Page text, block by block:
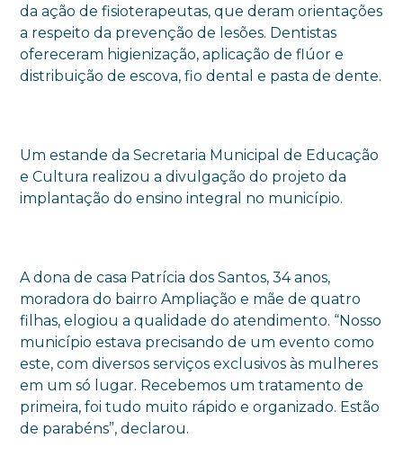
da ação de fisioterapeutas, que deram orientações
a respeito da prevenção de lesões. Dentistas
ofereceram higienização, aplicação de flúor e
distribuição de escova, fio dental e pasta de dente.
Um estande da Secretaria Municipal de Educação
e Cultura realizou a divulgação do projeto da
implantação do ensino integral no município.
A dona de casa Patrícia dos Santos, 34 anos,
moradora do bairro Ampliação e mãe de quatro
filhas, elogiou a qualidade do atendimento. “Nosso
município estava precisando de um evento como
este, com diversos serviços exclusivos às mulheres
em um só lugar. Recebemos um tratamento de
primeira, foi tudo muito rápido e organizado. Estão
de parabéns”, declarou.